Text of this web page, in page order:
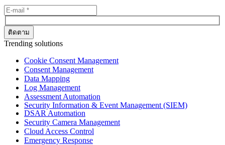
Trending solutions
Cookie Consent Management
Consent Management
Data Mapping
Log Management
Assessment Automation
Security Information & Event Management (SIEM)
DSAR Automation
Security Camera Management
Cloud Access Control
Emergency Response